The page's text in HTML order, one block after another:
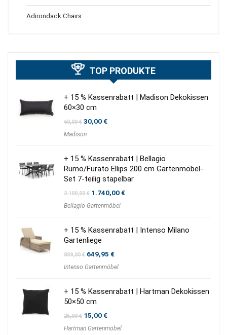
Adirondack Chairs
TOP PRODUKTE
+ 15 % Kassenrabatt | Madison Dekokissen
60×30 cm
60,00€ Ursprünglicher
war:
30,00€Aktueller
Madison
+ 15 % Kassenrabatt | Bellagio
Rumo/Furato Ellips 200 cm Gartenmöbel-
Set 7-teilig stapelbar
2.100,00€ Ursprünglicher
war:
1.740,00€Aktueller
Bellagio Gartenmöbel
+ 15 % Kassenrabatt | Intenso Milano
Gartenliege
809,00€ Ursprünglicher
war:
649,95 €Aktueller
ist:
Intenso Gartenmöbel
+ 15 % Kassenrabatt | Hartman Dekokissen
50×50 cm
25,00€ Ursprünglicher
war:
15,00€Aktueller
ist:
Hartman Gartenmöbel